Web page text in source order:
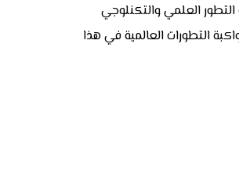
العلمي والتكنلوجي
التطورات العالمية في هذا